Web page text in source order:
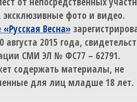
фото и видео.
Весна»
августа 2015 года,
СМИ ЭЛ № ФС77 – 62791.
содержать материалы, не
для лиц младше 18 лет.